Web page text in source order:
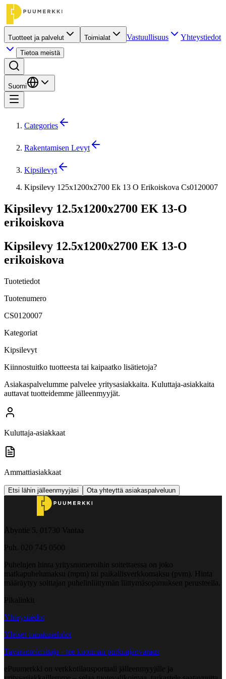
Tuotteet ja palvelut Toimialat Vastuullisuus Yhteystiedot
Tietoa meistä
Suomi
Categories
Rakentamisen Levyt
Kipsilevyt
Kipsilevy 125x1200x2700 Ek 13 O Erikoiskova Cs0120007
Kipsilevy 12.5x1200x2700 EK 13-O
erikoiskova
Kipsilevy 12.5x1200x2700 EK 13-O
erikoiskova
Tuotetiedot
Tuotenumero
CS0120007
Kategoriat
Kipsilevyt
Kiinnostuitko tuotteesta tai kaipaatko lisätietoja?
Asiakaspalvelumme palvelee yritysasiakkaita. Kuluttaja-asiakkaita
auttavat tuotteidemme jälleenmyyjät.
Kuluttaja-asiakkaat
Ammattiasiakkaat
Etsi lähin jälleenmyyjäsi Ota yhteyttä asiakaspalveluun
Åbyntie 5, 01730 Vantaa
Puh. 020 745 0500
Puhelujen hinta yritysnumeroihin soitettaessa on joko
matkapuhelumaksu (mpm) tai paikallisverkkomaksu (pvm). Hinta
määräytyy soittajan puhelinliittymän liittymäsopimuksen perusteella.
Pikalinkit
Yhteystiedot
Yleiset toimitusehdot
Tavarantoimittaja - tee kuorman purkuajanvaraus
ePuumerkki on verkkotilausportaali jälleenmyyjille ja